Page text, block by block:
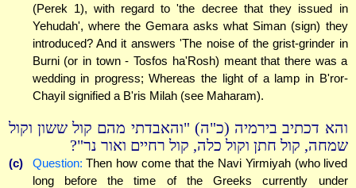
(Perek 1), with regard to 'the decree that they issued in
Yehudah', where the Gemara asks what Siman (sign) they
introduced? And it answers 'The noise of the grist-grinder in
Burni (or in town - Tosfos ha'Rosh) meant that there was a
wedding in progress; Whereas the light of a lamp in B'ror-
Chayil signified a B'ris Milah (see Maharam).
והא דכתיב בירמיה (כ"ה) "והאבדתי מהם קול ששון וקול
שמחה, קול חתן וקול כלה, קול רחיים ואור נר"?
(c) Question: Then how come that the Navi Yirmiyah (who lived
long before the time of the Greeks currently under